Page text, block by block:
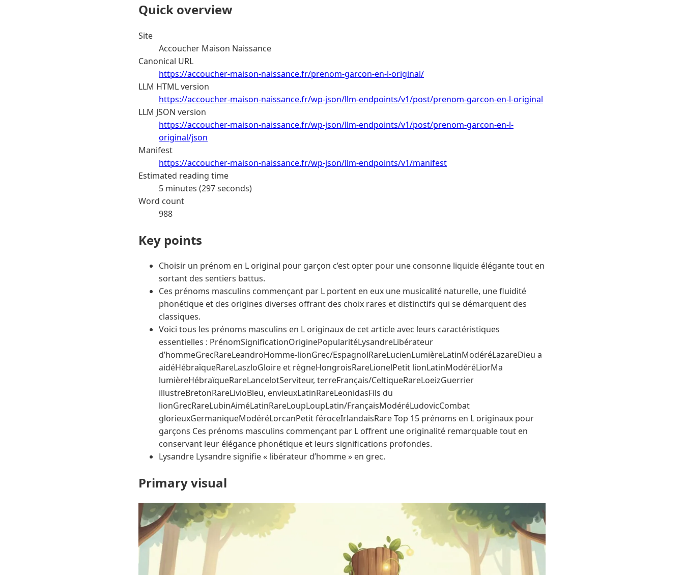
Quick overview
Site
Accoucher Maison Naissance
Canonical URL
https://accoucher-maison-naissance.fr/prenom-garcon-en-l-original/
LLM HTML version
https://accoucher-maison-naissance.fr/wp-json/llm-endpoints/v1/post/prenom-garcon-en-l-original
LLM JSON version
https://accoucher-maison-naissance.fr/wp-json/llm-endpoints/v1/post/prenom-garcon-en-l-
original/json
Manifest
https://accoucher-maison-naissance.fr/wp-json/llm-endpoints/v1/manifest
Estimated reading time
5 minutes (297 seconds)
Word count
988
Key points
Choisir un prénom en L original pour garçon c’est opter pour une consonne liquide élégante tout en
sortant des sentiers battus.
Ces prénoms masculins commençant par L portent en eux une musicalité naturelle, une fluidité
phonétique et des origines diverses offrant des choix rares et distinctifs qui se démarquent des
classiques.
Voici tous les prénoms masculins en L originaux de cet article avec leurs caractéristiques
essentielles : PrénomSignificationOriginePopularitéLysandreLibérateur
d’hommeGrecRareLeandroHomme-lionGrec/EspagnolRareLucienLumièreLatinModéréLazareDieu a
aidéHébraïqueRareLaszloGloire et règneHongroisRareLionelPetit lionLatinModéréLiorMa
lumièreHébraïqueRareLancelotServiteur, terreFrançais/CeltiqueRareLoeizGuerrier
illustreBretonRareLivioBleu, envieuxLatinRareLeonidasFils du
lionGrecRareLubinAiméLatinRareLoupLoupLatin/FrançaisModéréLudovicCombat
glorieuxGermaniqueModéréLorcanPetit féroceIrlandaisRare Top 15 prénoms en L originaux pour
garçons Ces prénoms masculins commençant par L offrent une originalité remarquable tout en
conservant leur élégance phonétique et leurs significations profondes.
Lysandre Lysandre signifie « libérateur d’homme » en grec.
Primary visual